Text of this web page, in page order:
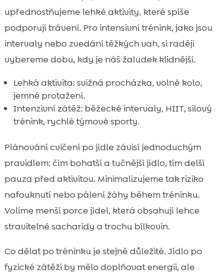
upřednostňujeme lehké aktivity, které spíše
podporují trávení. Pro intensivní trénink, jako jsou
intervaly nebo zvedání těžkých vah, si raději
vybereme dobu, kdy je náš žaludek klidnější.
Lehká aktivita: svižná procházka, volné kolo,
jemné protažení.
Intenzivní zátěž: běžecké intervaly, HIIT, silový
trénink, rychlé týmové sporty.
Plánování cvičení po jídle závisí jednoduchým
pravidlem: čím bohatší a tučnější jídlo, tím delší
pauza před aktivitou. Minimalizujeme tak riziko
nafouknutí nebo pálení žáhy během tréninku.
Volíme menší porce jídel, která obsahují lehce
stravitelné sacharidy a trochu bílkovin.
Co dělat po tréninku je stejně důležité. Jídlo po
fyzické zátěži by mělo doplňovat energii, ale